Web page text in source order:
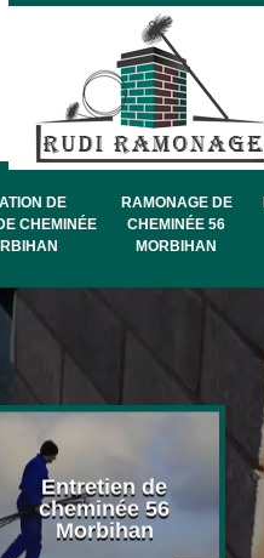
DE
CHEMINÉE
RAMONAGE DE
CHEMINÉE 56
MORBIHAN
Entretien de
cheminée 56
Morbihan